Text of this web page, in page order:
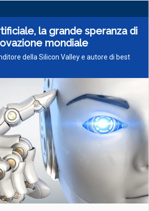
la grande speranza di
mondiale
della Silicon Valley e autore di best